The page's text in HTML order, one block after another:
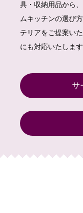
具・収納用品から
ムキッチンの選び
テリアをご提案い
にも対応いたします
サ